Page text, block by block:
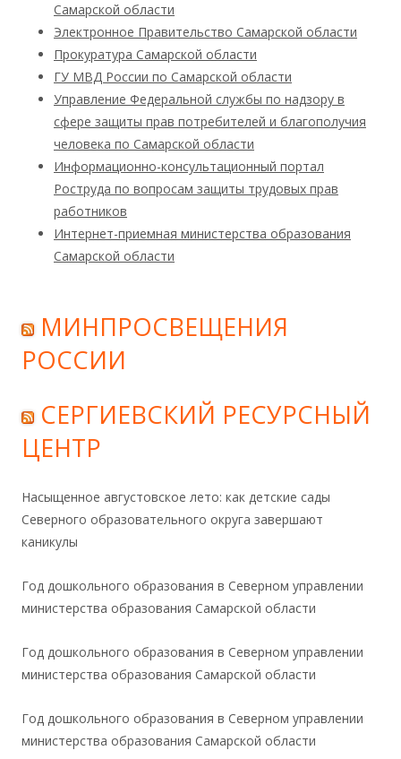
Самарской области
Электронное Правительство Самарской области
Прокуратура Самарской области
ГУ МВД России по Самарской области
Управление Федеральной службы по надзору в
сфере защиты прав потребителей и благополучия
человека по Самарской области
Информационно-консультационный портал
Роструда по вопросам защиты трудовых прав
работников
Интернет-приемная министерства образования
Самарской области
МИНПРОСВЕЩЕНИЯ
РОССИИ
СЕРГИЕВСКИЙ РЕСУРСНЫЙ
ЦЕНТР
Насыщенное августовское лето: как детские сады
Северного образовательного округа завершают
каникулы
Год дошкольного образования в Северном управлении
министерства образования Самарской области
Год дошкольного образования в Северном управлении
министерства образования Самарской области
Год дошкольного образования в Северном управлении
министерства образования Самарской области